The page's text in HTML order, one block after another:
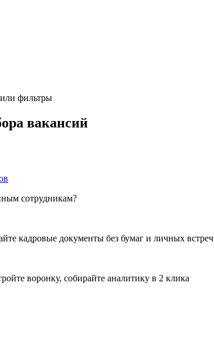
фильтры
вакансий
сотрудникам?
кадровые документы без бумаг и личных встреч
воронку, собирайте аналитику в 2 клика